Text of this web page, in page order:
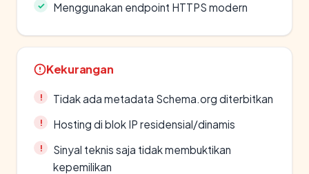
Menggunakan endpoint HTTPS modern
Kekurangan
Tidak ada metadata Schema.org diterbitkan
Hosting di blok IP residensial/dinamis
Sinyal teknis saja tidak membuktikan
kepemilikan